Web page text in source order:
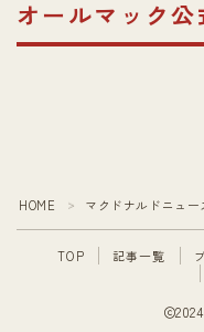
イ
ブ
オールマック公
HOME ＞ マクドナルドニュー
TOP 記事一覧